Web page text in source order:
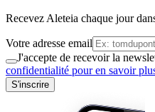
Recevez Aleteia chaque jour
Votre adresse email
J'accepte de recevoir la
confidentialité pour en savoir
S'inscrire